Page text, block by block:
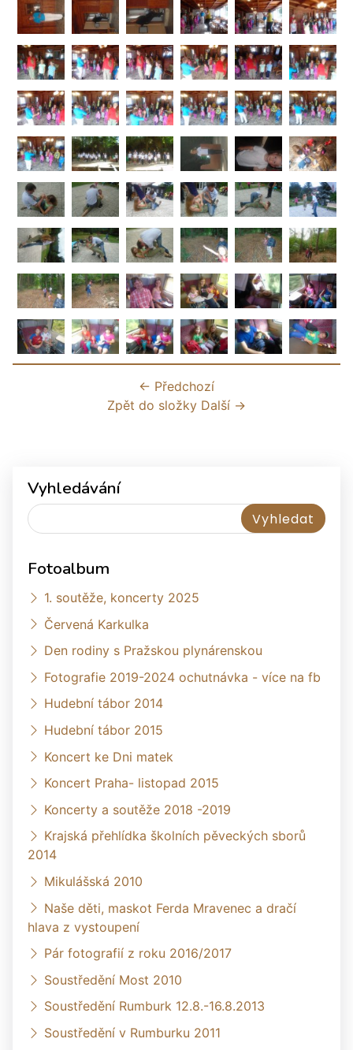
← Předchozí
Zpět do složky Další →
Vyhledávání
Fotoalbum
1. soutěže, koncerty 2025
Červená Karkulka
Den rodiny s Pražskou plynárenskou
Fotografie 2019-2024 ochutnávka - více na fb
Hudební tábor 2014
Hudební tábor 2015
Koncert ke Dni matek
Koncert Praha- listopad 2015
Koncerty a soutěže 2018 -2019
Krajská přehlídka školních pěveckých sborů
2014
Mikulášská 2010
Naše děti, maskot Ferda Mravenec a dračí
hlava z vystoupení
Pár fotografií z roku 2016/2017
Soustředění Most 2010
Soustředění Rumburk 12.8.-16.8.2013
Soustředění v Rumburku 2011